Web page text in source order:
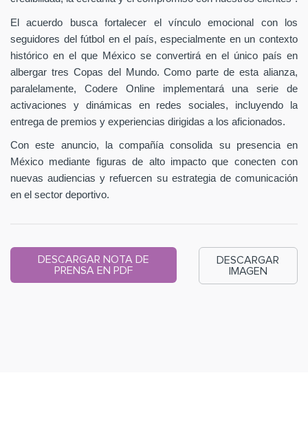
El acuerdo busca fortalecer el vínculo emocional con los
seguidores del fútbol en el país, especialmente en un contexto
histórico en el que México se convertirá en el único país en
albergar tres Copas del Mundo. Como parte de esta alianza,
paralelamente, Codere Online implementará una serie de
activaciones y dinámicas en redes sociales, incluyendo la
entrega de premios y experiencias dirigidas a los aficionados.
Con este anuncio, la compañía consolida su presencia en
México mediante figuras de alto impacto que conecten con
nuevas audiencias y refuercen su estrategia de comunicación
en el sector deportivo.
DESCARGAR NOTA DE
PRENSA EN PDF
DESCARGAR
IMAGEN